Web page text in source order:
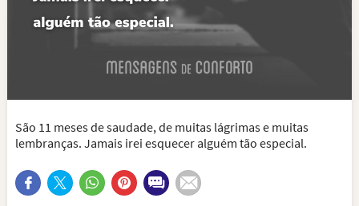
São 11 meses de saudade, de muitas lágrimas e muitas
lembranças. Jamais irei esquecer alguém tão especial.